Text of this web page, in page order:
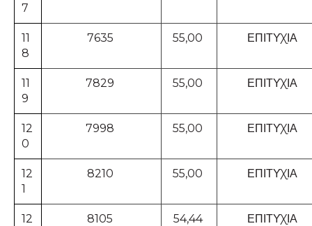
7
11
8
7635 55,00 ΕΠΙΤΥΧΙΑ
11
9
7829 55,00 ΕΠΙΤΥΧΙΑ
12
0
7998 55,00 ΕΠΙΤΥΧΙΑ
12
1
8210 55,00 ΕΠΙΤΥΧΙΑ
12
8105 54,44 ΕΠΙΤΥΧΙΑ